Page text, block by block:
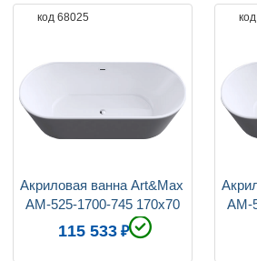
код 68025
Акриловая ванна Art&Max
AM-525-1700-745 170x70
115 533
AM-